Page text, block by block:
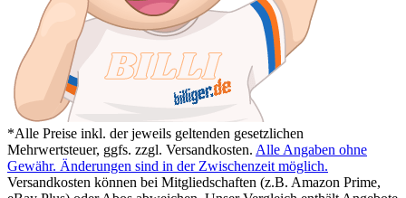
*Alle Preise inkl. der jeweils geltenden gesetzlichen
Mehrwertsteuer, ggfs. zzgl. Versandkosten. Alle Angaben ohne
Gewähr. Änderungen sind in der Zwischenzeit möglich.
Versandkosten können bei Mitgliedschaften (z.B. Amazon Prime,